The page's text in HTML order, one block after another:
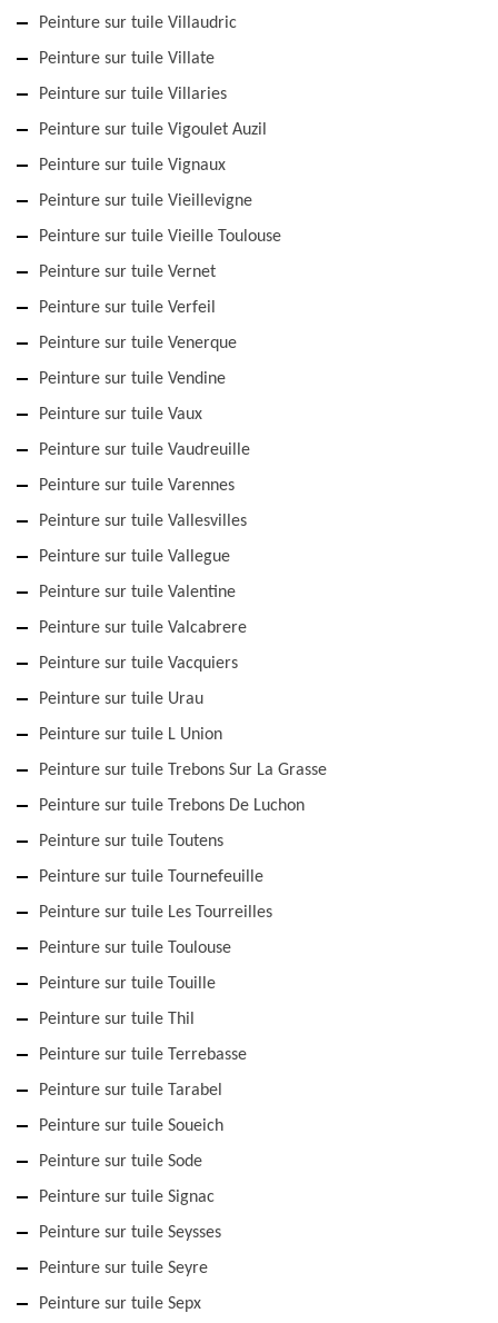
Peinture sur tuile Villaudric
Peinture sur tuile Villate
Peinture sur tuile Villaries
Peinture sur tuile Vigoulet Auzil
Peinture sur tuile Vignaux
Peinture sur tuile Vieillevigne
Peinture sur tuile Vieille Toulouse
Peinture sur tuile Vernet
Peinture sur tuile Verfeil
Peinture sur tuile Venerque
Peinture sur tuile Vendine
Peinture sur tuile Vaux
Peinture sur tuile Vaudreuille
Peinture sur tuile Varennes
Peinture sur tuile Vallesvilles
Peinture sur tuile Vallegue
Peinture sur tuile Valentine
Peinture sur tuile Valcabrere
Peinture sur tuile Vacquiers
Peinture sur tuile Urau
Peinture sur tuile L Union
Peinture sur tuile Trebons Sur La Grasse
Peinture sur tuile Trebons De Luchon
Peinture sur tuile Toutens
Peinture sur tuile Tournefeuille
Peinture sur tuile Les Tourreilles
Peinture sur tuile Toulouse
Peinture sur tuile Touille
Peinture sur tuile Thil
Peinture sur tuile Terrebasse
Peinture sur tuile Tarabel
Peinture sur tuile Soueich
Peinture sur tuile Sode
Peinture sur tuile Signac
Peinture sur tuile Seysses
Peinture sur tuile Seyre
Peinture sur tuile Sepx